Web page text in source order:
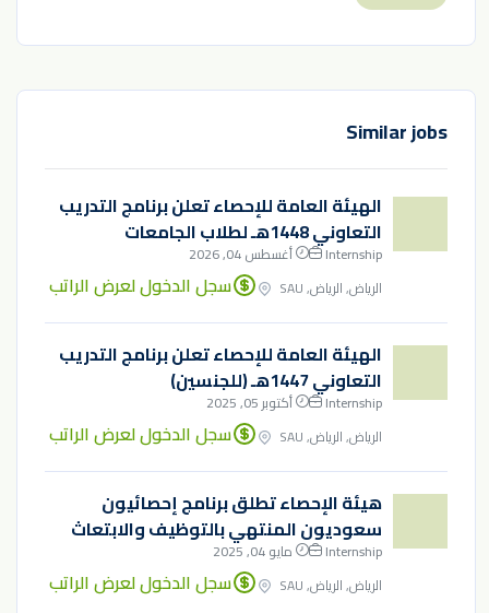
Similar jobs
الهيئة العامة للإحصاء تعلن برنامج التدريب
التعاوني 1448هـ لطلاب الجامعات
Internship
أغسطس 04, 2026
الرياض, الرياض, SAU
سجل الدخول لعرض الراتب
الهيئة العامة للإحصاء تعلن برنامج التدريب
التعاوني 1447هـ (للجنسين)
Internship
أكتوبر 05, 2025
الرياض, الرياض, SAU
سجل الدخول لعرض الراتب
هيئة الإحصاء تطلق برنامج إحصائيون
سعوديون المنتهي بالتوظيف والابتعاث
Internship
مايو 04, 2025
الرياض, الرياض, SAU
سجل الدخول لعرض الراتب